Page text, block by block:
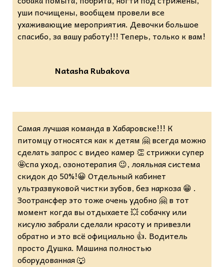
уши почищены, вообщем провели все
ухаживающие мероприятия. Девочки большое
спасибо, за вашу работу!!! Теперь, только к вам!
Natasha Rubakova
Самая лучшая команда в Хабаровске!!! К
питомцу относятся как к детям 🤗 всегда можно
сделать запрос с видео камер 👏 стрижки супер
🤩спа уход, озонотерапия 😉, лояльная система
скидок до 50%!😀 Отдельный кабинет
ультразвуковой чистки зубов, без наркоза 😁 .
Зоотрансфер это тоже очень удобно 🤗 в тот
момент когда вы отдыхаете 💥 собачку или
кисулю забрали сделали красоту и привезли
обратно и это всё официально 👍. Водитель
просто Душка. Машина полностью
оборудованная 🐺